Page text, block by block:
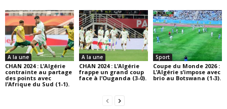
A la une
CHAN 2024 : L’Algérie
contrainte au partage
des points avec
l’Afrique du Sud (1-1).
A la une
CHAN 2024 : L’Algérie
frappe un grand coup
face à l’Ouganda (3-0).
Sport
Coupe du Monde 2026 :
L’Algérie s’impose avec
brio au Botswana (1-3).